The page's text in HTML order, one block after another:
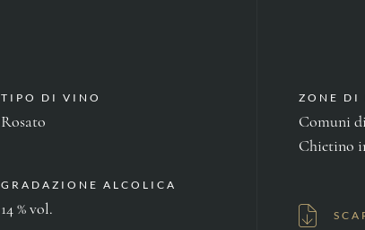
TIPO DI VINO
Rosato
GRADAZIONE ALCOLICA
14 % vol.
ZONE DI
Comuni
Chietino